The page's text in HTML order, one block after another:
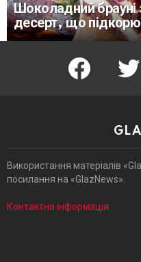
Шоколадний
десерт, що
facebook
Використання матеріалів
посилання на «GlazNews».
Контактна інформація